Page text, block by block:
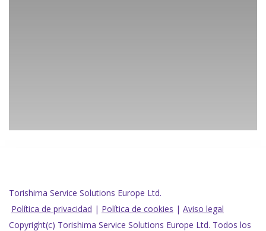
Torishima Service Solutions Europe Ltd.
Política de privacidad | Política de cookies | Aviso legal
Copyright(c) Torishima Service Solutions Europe Ltd. Todos los